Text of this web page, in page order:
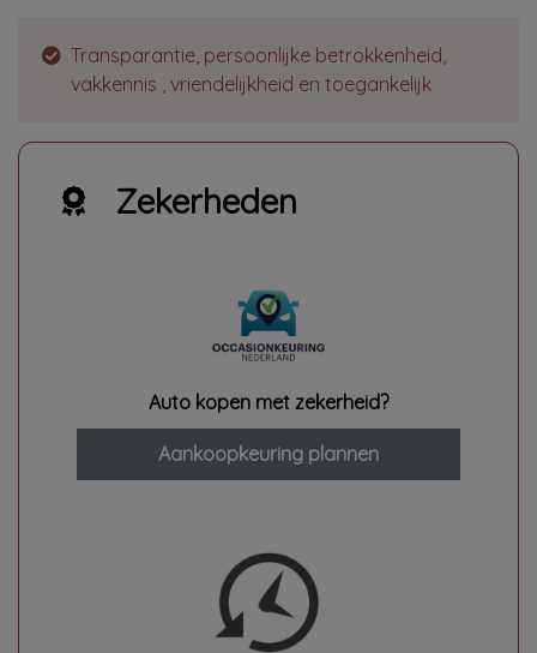
Transparantie, persoonlijke betrokkenheid,
vakkennis , vriendelijkheid en toegankelijk
Zekerheden
Auto kopen met zekerheid?
Aankoopkeuring plannen